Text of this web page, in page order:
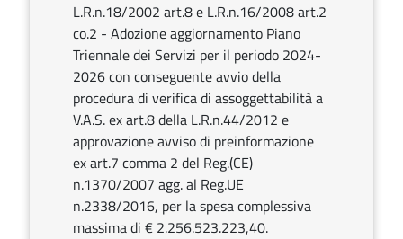
L.R.n.18/2002 art.8 e L.R.n.16/2008 art.2
co.2 - Adozione aggiornamento Piano
Triennale dei Servizi per il periodo 2024-
2026 con conseguente avvio della
procedura di verifica di assoggettabilità a
V.A.S. ex art.8 della L.R.n.44/2012 e
approvazione avviso di preinformazione
ex art.7 comma 2 del Reg.(CE)
n.1370/2007 agg. al Reg.UE
n.2338/2016, per la spesa complessiva
massima di € 2.256.523.223,40.